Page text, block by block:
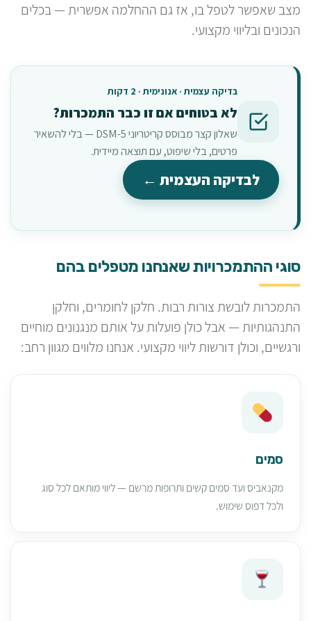
מצב שאפשר לטפל בו, אז גם ההחלמה אפשרית — בכלים
הנכונים ובליווי מקצועי.
בדיקה עצמית · אנונימית · 2 דקות
לא בטוחים אם זו כבר התמכרות?
שאלון קצר מבוסס קריטריוני DSM-5 — בלי להשאיר
פרטים, בלי שיפוט, עם תוצאה מיידית.
לבדיקה העצמית ←
סוגי ההתמכרויות שאנחנו מטפלים בהם
התמכרות לובשת צורות רבות. חלקן לחומרים, וחלקן
התנהגותיות — אבל כולן פועלות על אותם מנגנונים מוחיים
ורגשיים, וכולן דורשות ליווי מקצועי. אנחנו מלווים מגוון רחב:
סמים
מקנאביס ועד סמים קשים ותרופות מרשם — ליווי מותאם לכל סוג
ולכל דפוס שימוש.